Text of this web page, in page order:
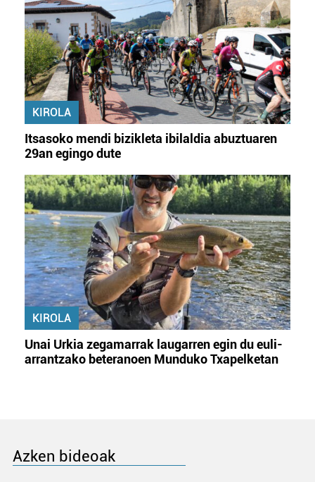
KIROLA
Itsasoko mendi bizikleta ibilaldia abuztuaren
29an egingo dute
KIROLA
Unai Urkia zegamarrak laugarren egin du euli-
arrantzako beteranoen Munduko Txapelketan
Azken bideoak